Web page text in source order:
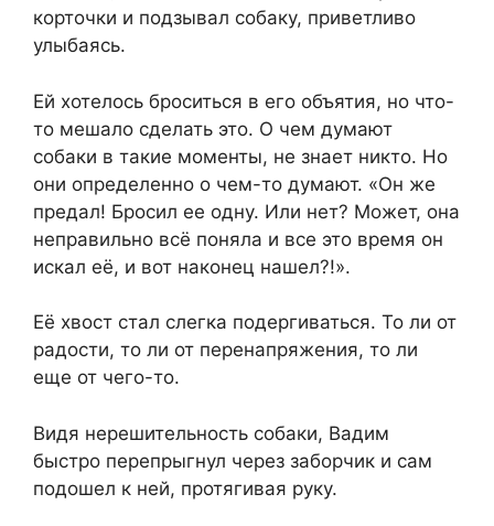
корточки и подзывал собаку, приветливо
улыбаясь.
Ей хотелось броситься в его объятия, но что-
то мешало сделать это. О чем думают
собаки в такие моменты, не знает никто. Но
они определенно о чем-то думают. «Он же
предал! Бросил ее одну. Или нет? Может, она
неправильно всё поняла и все это время он
искал её, и вот наконец нашел?!».
Её хвост стал слегка подергиваться. То ли от
радости, то ли от перенапряжения, то ли
еще от чего-то.
Видя нерешительность собаки, Вадим
быстро перепрыгнул через заборчик и сам
подошел к ней, протягивая руку.